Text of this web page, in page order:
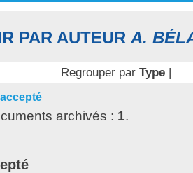
PAR AUTEUR A.
Regrouper par Type|
archivés : 1.